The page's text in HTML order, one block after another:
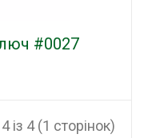
#0027
із 4 (1 сторінок)